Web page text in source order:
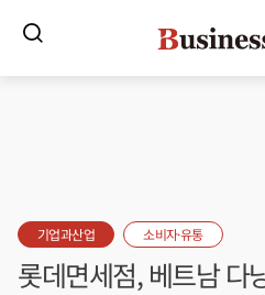
기업과산업 소비자·유통
롯데면세점, 베트남 다